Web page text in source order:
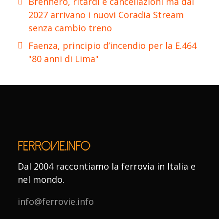
2027 arrivano i nuovi Coradia Stream
senza cambio treno
Faenza, principio d’incendio per la E.464
"80 anni di Lima"
Dal 2004 raccontiamo la ferrovia in Italia e
nel mondo.
info@ferrovie.info